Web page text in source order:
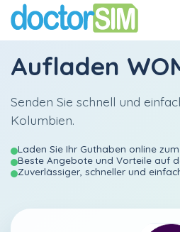
Aufladen
Senden Sie schnell und
Kolumbien.
Laden Sie Ihr Guthaben online
Beste Angebote und Vorteile auf
Zuverlässiger, schneller und